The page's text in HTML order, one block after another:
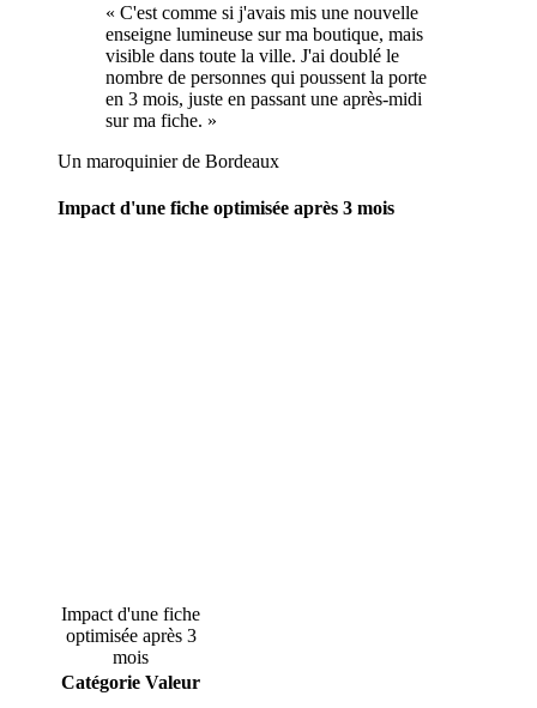
« C'est comme si j'avais mis une nouvelle
enseigne lumineuse sur ma boutique, mais
visible dans toute la ville. J'ai doublé le
nombre de personnes qui poussent la porte
en 3 mois, juste en passant une après-midi
sur ma fiche. »
Un maroquinier de Bordeaux
Impact d'une fiche optimisée après 3 mois
Impact d'une fiche
optimisée après 3
mois
Catégorie Valeur